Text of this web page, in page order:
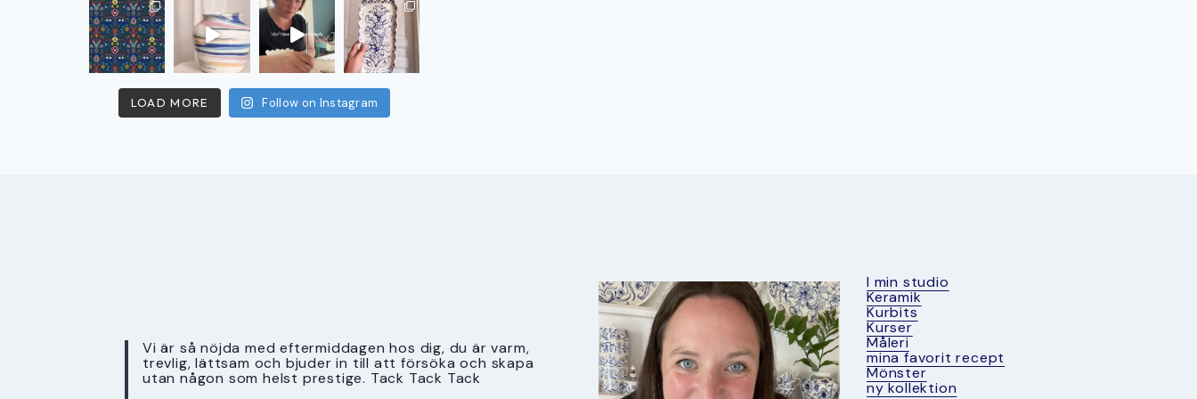
LOAD MORE Follow on Instagram
Vi är så nöjda med eftermiddagen hos dig, du är varm,
trevlig, lättsam och bjuder in till att försöka och skapa
utan någon som helst prestige. Tack Tack Tack
I min studio
Keramik
Kurbits
Kurser
Måleri
mina favorit recept
Mönster
ny kollektion